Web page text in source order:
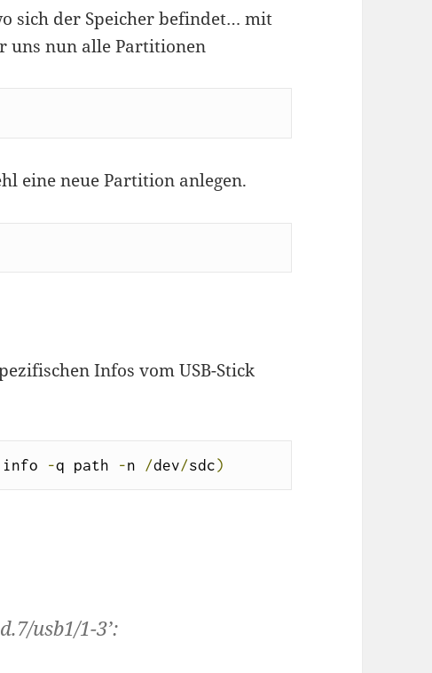
sich der Speicher befindet… mit
uns nun alle Partitionen
eine neue Partition anlegen.
Infos vom USB-Stick
info -q path -n /dev/sdc)
usb1/1-3’: